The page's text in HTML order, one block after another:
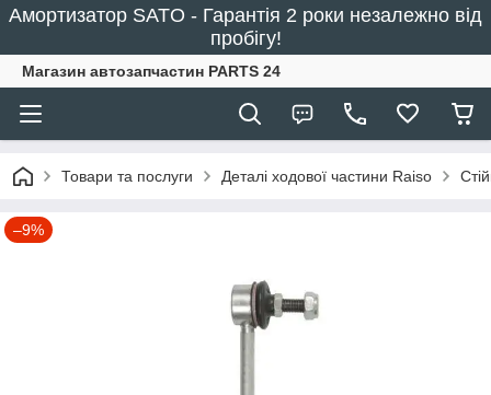
Амортизатор SATO - Гарантія 2 роки незалежно від
пробігу!
Магазин автозапчастин PARTS 24
Товари та послуги Деталі ходової частини Raiso
–9%